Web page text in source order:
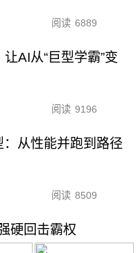
阅读 6889
AI从“巨型学霸”变
阅读 9196
：从性能并跑到路径
阅读 8509
硬回击霸权